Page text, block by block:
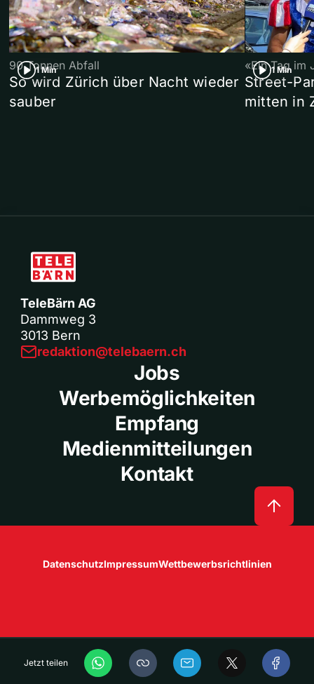
Jetzt teilen
1 Min
90 Tonnen Abfall
So wird Zürich über Nacht wieder
sauber
1 Min
«Ein Tag im
Street-
mitten in
TeleBärn AG
Dammweg 3
3013 Bern
redaktion@telebaern.ch
Jobs
Werbemöglichkeiten
Empfang
Medienmitteilungen
Kontakt
DatenschutzImpressumWettbewerbsrichtlinien